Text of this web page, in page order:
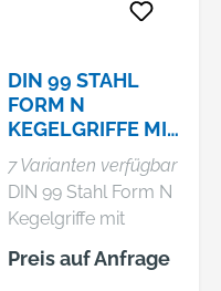
DIN 99 STAHL
FORM N
KEGELGRIFFE MIT
GRIFFAUFNAHME
DURCH
GEWINDE,
GENEIGTE GRIFFA
7 Varianten verfügbar
DIN 99 Stahl Form N
Kegelgriffe mit
Griffaufnahme durch
Gewinde, geneigte
Preis auf Anfrage